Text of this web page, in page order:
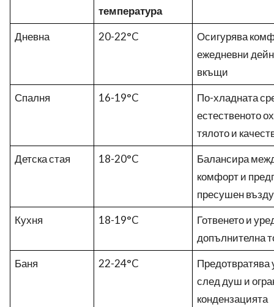
температура
Дневна 20-22°C
Осигурява
ежедневни
вкъщи
Спалня
16-19°C
По-хладната
естественото
тялото и
Детска стая
18-20°C
Балансира
комфорт и
пресушен
Кухня
18-19°C
Готвенето и
допълнителна
Баня
22-24°C
Предотвратява
след душ и
кондензацията